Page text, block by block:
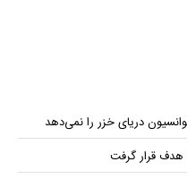
دریای خزر را نمی‌دهد
هدف قرار گرفت